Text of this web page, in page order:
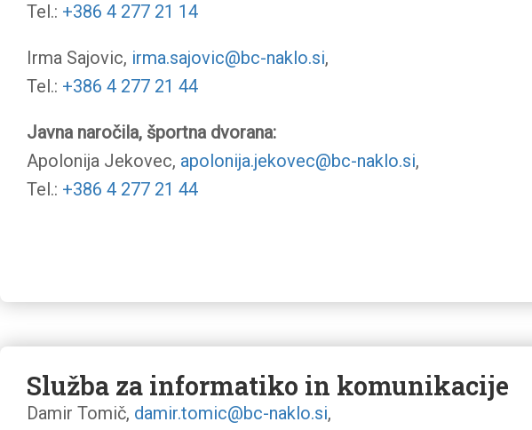
Tel.: +386 4 277 21 14
Irma Sajovic, irma.sajovic@bc-naklo.si,
Tel.: +386 4 277 21 44
Javna naročila, športna dvorana:
Apolonija Jekovec, apolonija.jekovec@bc-naklo.si,
Tel.: +386 4 277 21 44
Služba za informatiko in komunikacije
Damir Tomič, damir.tomic@bc-naklo.si,